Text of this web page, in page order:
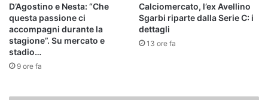
D’Agostino e Nesta: “Che
questa passione ci
accompagni durante la
stagione”. Su mercato e
stadio…
9 ore fa
Calciomercato, l’ex Avellino
Sgarbi riparte dalla Serie C: i
dettagli
13 ore fa